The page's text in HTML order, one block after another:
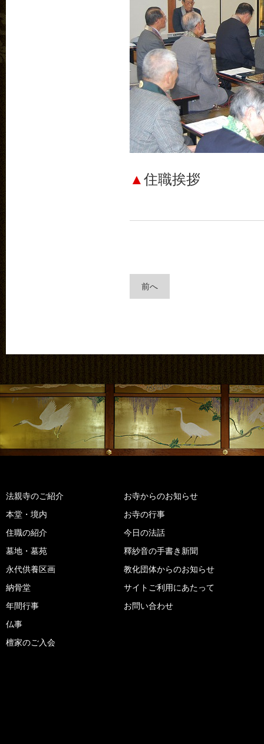
▲住職挨拶
前へ
法親寺のご紹介
本堂・境内
住職の紹介
墓地・墓苑
永代供養区画
納骨堂
年間行事
仏事
檀家のご入会
お寺からのお知らせ
お寺の行事
今日の法話
釋紗音の手書き新聞
教化団体からのお知らせ
サイトご利用にあたって
お問い合わせ